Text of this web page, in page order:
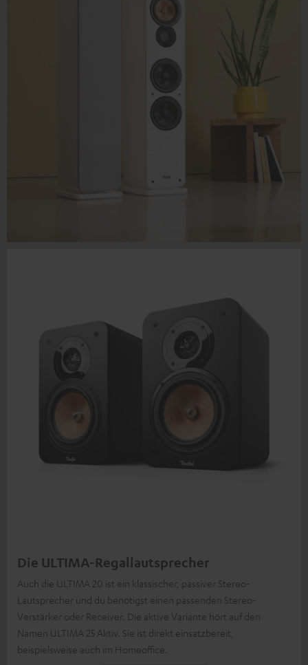
Die ULTIMA-Regallautsprecher
Auch die ULTIMA 20 ist ein klassischer, passiver Stereo-
Lautsprecher und du benötigst einen passenden Stereo-
Verstärker oder Receiver. Die aktive Variante hört auf den
Namen ULTIMA 25 Aktiv. Sie ist direkt einsatzbereit,
beispielsweise auch im Homeoffice.